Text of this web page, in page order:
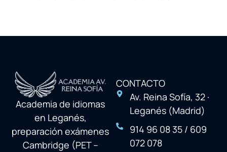
Academia de idiomas
en Leganés,
preparación exámenes
Cambridge (PET –
CONTACTO
Av. Reina Sofía, 32 ·
Leganés (Madrid)
914 96 08 35 / 609
072 078